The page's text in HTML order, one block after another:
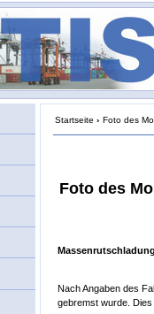
Startseite › Foto des
Foto des
Nach Angaben des
gebremst wurde.